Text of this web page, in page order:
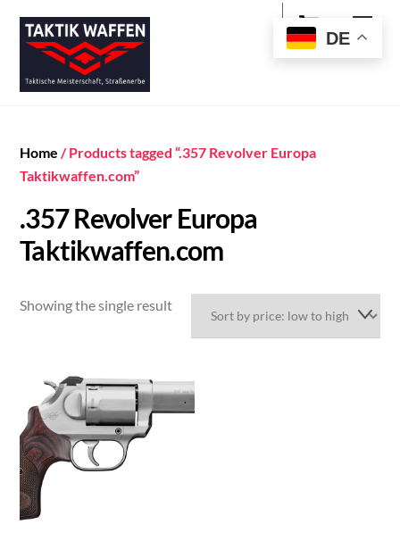
content
Cart
Home / Products tagged “.357 Revolver Europa
Taktikwaffen.com”
.357 Revolver Europa
Taktikwaffen.com
Showing the single result
DE